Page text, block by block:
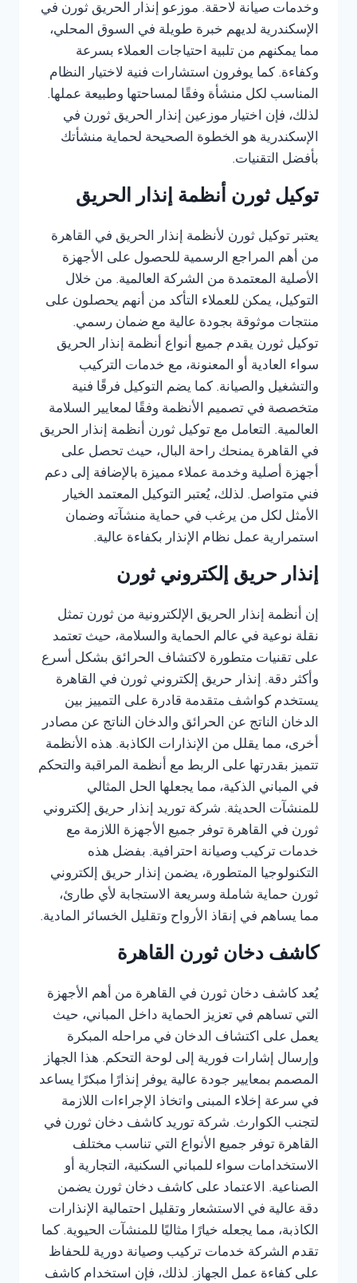
وخدمات صيانة لاحقة. موزعو إنذار الحريق ثورن في
الإسكندرية لديهم خبرة طويلة في السوق المحلي،
مما يمكنهم من تلبية احتياجات العملاء بسرعة
وكفاءة. كما يوفرون استشارات فنية لاختيار النظام
المناسب لكل منشأة وفقًا لمساحتها وطبيعة عملها.
لذلك، فإن اختيار موزعين إنذار الحريق ثورن في
الإسكندرية هو الخطوة الصحيحة لحماية منشأتك
بأفضل التقنيات.
توكيل ثورن أنظمة إنذار الحريق
يعتبر توكيل ثورن لأنظمة إنذار الحريق في القاهرة
من أهم المراجع الرسمية للحصول على الأجهزة
الأصلية المعتمدة من الشركة العالمية. من خلال
التوكيل، يمكن للعملاء التأكد من أنهم يحصلون على
منتجات موثوقة بجودة عالية مع ضمان رسمي.
توكيل ثورن يقدم جميع أنواع أنظمة إنذار الحريق
سواء العادية أو المعنونة، مع خدمات التركيب
والتشغيل والصيانة. كما يضم التوكيل فرقًا فنية
متخصصة في تصميم الأنظمة وفقًا لمعايير السلامة
العالمية. التعامل مع توكيل ثورن أنظمة إنذار الحريق
في القاهرة يمنحك راحة البال، حيث تحصل على
أجهزة أصلية وخدمة عملاء مميزة بالإضافة إلى دعم
فني متواصل. لذلك، يُعتبر التوكيل المعتمد الخيار
الأمثل لكل من يرغب في حماية منشآته وضمان
استمرارية عمل نظام الإنذار بكفاءة عالية.
إنذار حريق إلكتروني ثورن
إن أنظمة إنذار الحريق الإلكترونية من ثورن تمثل
نقلة نوعية في عالم الحماية والسلامة، حيث تعتمد
على تقنيات متطورة لاكتشاف الحرائق بشكل أسرع
وأكثر دقة. إنذار حريق إلكتروني ثورن في القاهرة
يستخدم كواشف متقدمة قادرة على التمييز بين
الدخان الناتج عن الحرائق والدخان الناتج عن مصادر
أخرى، مما يقلل من الإنذارات الكاذبة. هذه الأنظمة
تتميز بقدرتها على الربط مع أنظمة المراقبة والتحكم
في المباني الذكية، مما يجعلها الحل المثالي
للمنشآت الحديثة. شركة توريد إنذار حريق إلكتروني
ثورن في القاهرة توفر جميع الأجهزة اللازمة مع
خدمات تركيب وصيانة احترافية. بفضل هذه
التكنولوجيا المتطورة، يضمن إنذار حريق إلكتروني
ثورن حماية شاملة وسريعة الاستجابة لأي طارئ،
مما يساهم في إنقاذ الأرواح وتقليل الخسائر المادية.
كاشف دخان ثورن القاهرة
يُعد كاشف دخان ثورن في القاهرة من أهم الأجهزة
التي تساهم في تعزيز الحماية داخل المباني، حيث
يعمل على اكتشاف الدخان في مراحله المبكرة
وإرسال إشارات فورية إلى لوحة التحكم. هذا الجهاز
المصمم بمعايير جودة عالية يوفر إنذارًا مبكرًا يساعد
في سرعة إخلاء المبنى واتخاذ الإجراءات اللازمة
لتجنب الكوارث. شركة توريد كاشف دخان ثورن في
القاهرة توفر جميع الأنواع التي تناسب مختلف
الاستخدامات سواء للمباني السكنية، التجارية أو
الصناعية. الاعتماد على كاشف دخان ثورن يضمن
دقة عالية في الاستشعار وتقليل احتمالية الإنذارات
الكاذبة، مما يجعله خيارًا مثاليًا للمنشآت الحيوية. كما
تقدم الشركة خدمات تركيب وصيانة دورية للحفاظ
على كفاءة عمل الجهاز. لذلك، فإن استخدام كاشف